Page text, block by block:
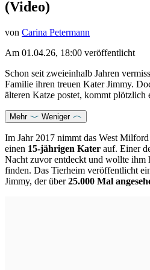
(Video)
von Carina Petermann
Am 01.04.26, 18:00 veröffentlicht
Schon seit zweieinhalb Jahren
Familie ihren treuen Kater Jimmy.
älteren Katze postet, kommt plötzlich
Mehr Weniger
Im Jahr 2017 nimmt das West
einen 15-jährigen Kater auf. Einer
Nacht zuvor entdeckt und wollte ihm
finden. Das Tierheim veröffentlicht
Jimmy, der über25.000 Mal